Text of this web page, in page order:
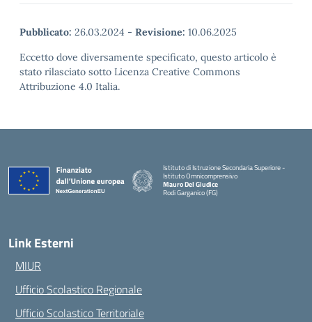
Pubblicato: 26.03.2024 - Revisione: 10.06.2025
Eccetto dove diversamente specificato, questo articolo è
stato rilasciato sotto Licenza Creative Commons
Attribuzione 4.0 Italia.
Istituto di Istruzione Secondaria Superiore -
Istituto Omnicomprensivo
Mauro Del Giudice
Rodi Garganico (FG)
— Visita la pagina iniziale della scuola
Link Esterni
MIUR
Ufficio Scolastico Regionale
Ufficio Scolastico Territoriale